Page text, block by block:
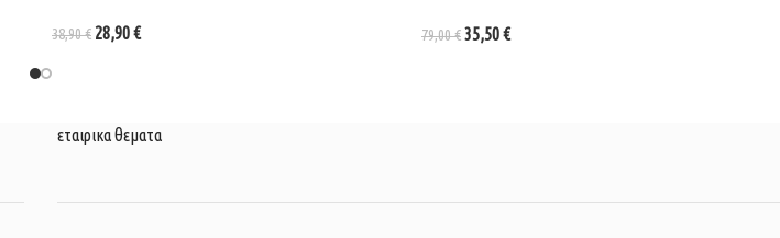
38,90€ 28,90€ 79,00€35,50€
εταιρικα θεματα